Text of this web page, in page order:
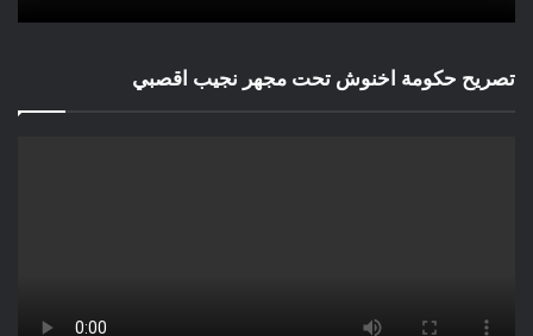
تصريح حكومة اخنوش تحت مجهر نجيب اقصبي